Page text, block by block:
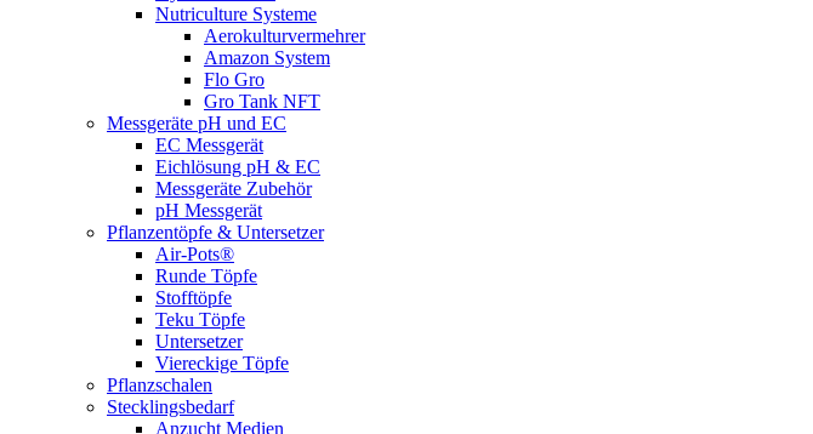
Nutriculture Systeme
Aerokulturvermehrer
Amazon System
Flo Gro
Gro Tank NFT
Messgeräte pH und EC
EC Messgerät
Eichlösung pH & EC
Messgeräte Zubehör
pH Messgerät
Pflanzentöpfe & Untersetzer
Air-Pots®
Runde Töpfe
Stofftöpfe
Teku Töpfe
Untersetzer
Viereckige Töpfe
Pflanzschalen
Stecklingsbedarf
Anzucht Medien